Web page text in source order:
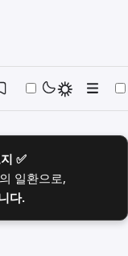
✅
의 일환으로,
다.